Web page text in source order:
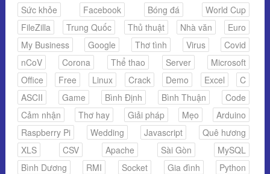
Sức khỏe
Facebook Bóng đá
World Cup
FileZilla
Trung Quốc Thủ thuật Nhà văn
Euro
My Business
Google Thơ tình Virus
Covid
nCoV
Corona Thể thao Server
Microsoft
Office
Free Linux Crack Demo Excel
C
ASCII
Game Bình Định Bình Thuận
Code
Cảm nhận
Thơ hay Giải pháp Mẹo
Arduino
Raspberry Pi
Wedding Javascript
Quê hương
XLS
CSV Apache Sài Gòn
MySQL
Bình Dương
RMI Socket Gia đình
Python